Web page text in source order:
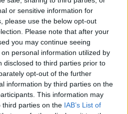
or sensitive information for
please use the below opt-out
Please note that after your
you may continue seeing
personal information utilized by
disclosed to third parties prior to
opt-out of the further
information by third parties on the
This information may
third parties on the IAB’s List of